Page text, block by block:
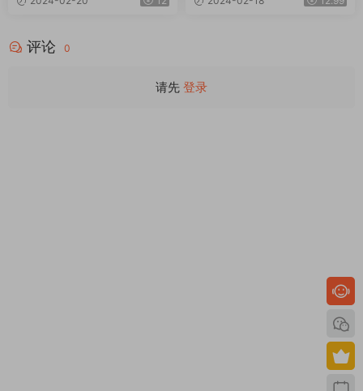
评论 0
请先 登录